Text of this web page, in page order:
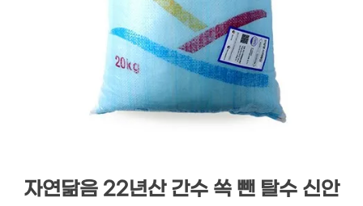
자연닮음 22년산 간수 쏙 뺀 탈수 신안